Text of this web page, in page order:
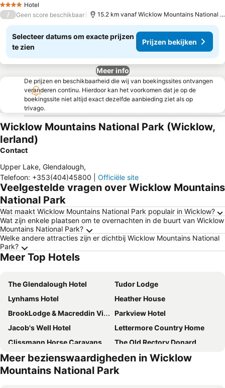
4 SterrenHotel
/ Geen score beschikbaar 15.2 km vanaf Wicklow Mountains National Park
Selecteer datums om exacte prijzen
te zien
Prijzen bekijken
Meer info
De prijzen en beschikbaarheid die wij van boekingssites ontvangen
veranderen continu. Hierdoor kan het voorkomen dat je op de
boekingssite niet altijd exact dezelfde aanbieding ziet als op
trivago.
Wicklow Mountains National Park (Wicklow,
Ierland)
Contact
Upper Lake, Glendalough,
Telefoon: +353(404)45800 Officiële site
Veelgestelde vragen over Wicklow Mountains
National Park
Wat maakt Wicklow Mountains National Park populair in Wicklow?
Wat zijn enkele plaatsen om te overnachten in de buurt van Wicklow
Mountains National Park?
Welke andere attracties zijn er dichtbij Wicklow Mountains National
Park?
Meer Top Hotels
The Glendalough Hotel
Tudor Lodge
Lynhams Hotel
Heather House
BrookLodge & Macreddin Village
Parkview Hotel
Jacob's Well Hotel
Lettermore Country Home
Clissmann Horse Caravans Glamping
The Old Rectory Donard
Chester Beatty Inn
Tulfarris Hotel and Golf Resort
Tinakilly Country House Hotel
Meer bezienswaardigheden in Wicklow
Mountains National Park